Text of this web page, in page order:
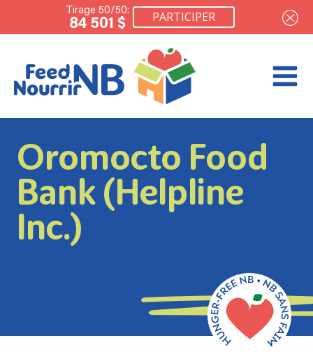
Tirage 50/50:
84 501 $ PARTICIPER
Oromocto Food
Bank (Helpline
Inc.)